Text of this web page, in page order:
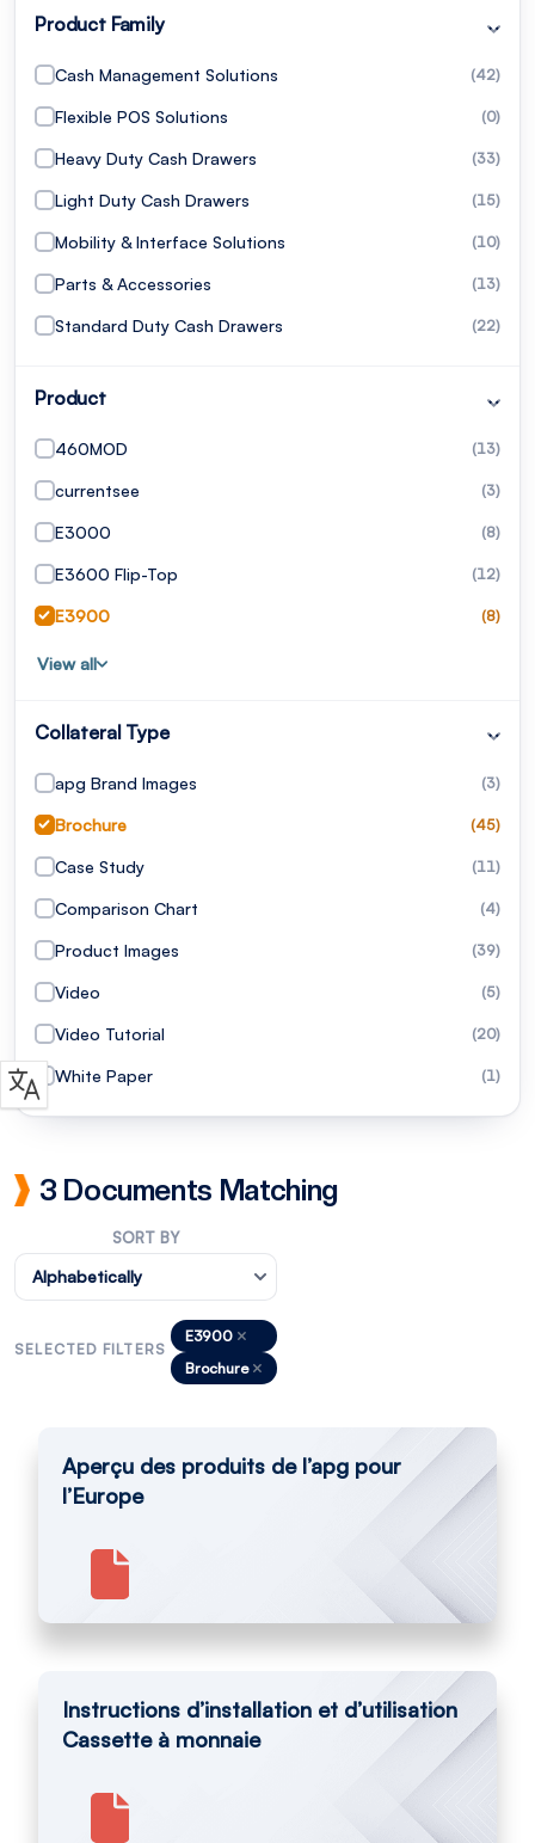
Product Family
Cash Management Solutions (42)
Flexible POS Solutions (0)
Heavy Duty Cash Drawers (33)
Light Duty Cash Drawers (15)
Mobility & Interface Solutions (10)
Parts & Accessories (13)
Standard Duty Cash Drawers (22)
Product
460MOD (13)
currentsee (3)
E3000 (8)
E3600 Flip-Top (12)
E3900 (8)
View all
Collateral Type
apg Brand Images (3)
Brochure (45)
Case Study (11)
Comparison Chart (4)
Product Images (39)
Video (5)
Video Tutorial (20)
White Paper (1)
3 Documents Matching
SORT BY
Alphabetically
SELECTED FILTERS
E3900
Brochure
Aperçu des produits de l’apg pour
l’Europe
Instructions d’installation et d’utilisation
Cassette à monnaie